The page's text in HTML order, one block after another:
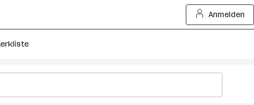
Anmelden